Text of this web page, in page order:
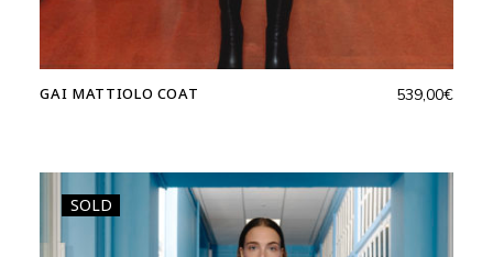
GAI MATTIOLO COAT 539,00€
SOLD